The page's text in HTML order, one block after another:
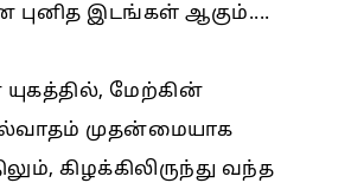
புனித இடங்கள் ஆகும்....
மேற்கின்
முதன்மையாக
கிழக்கிலிருந்து வந்த